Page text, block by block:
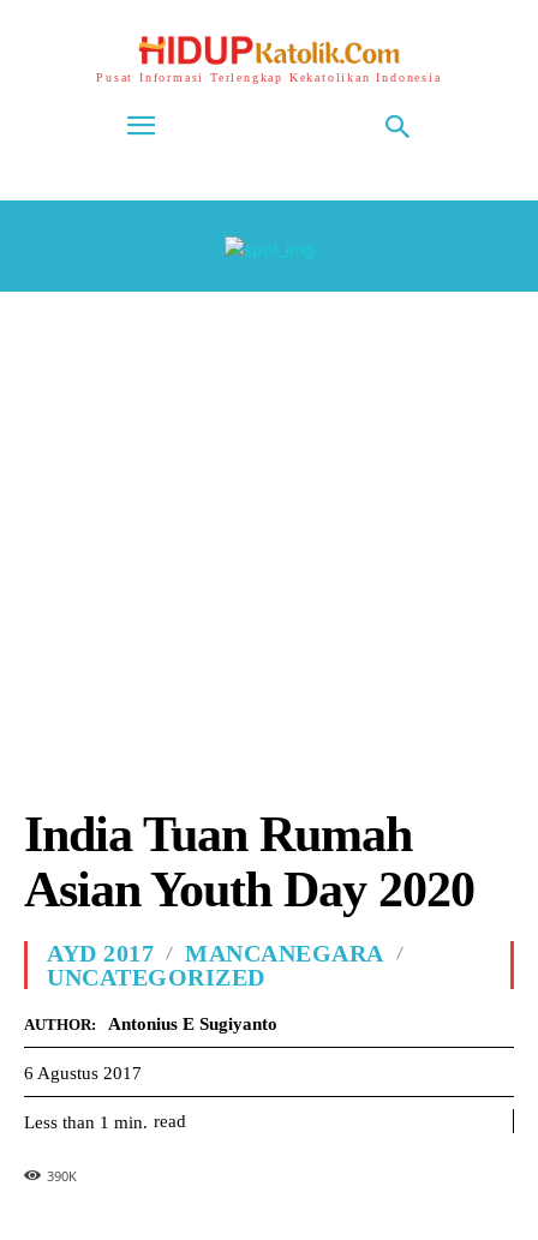
Pusat Informasi Terlengkap Kekatolikan Indonesia
India Tuan Rumah
Asian Youth Day 2020
AYD 2017
MANCANEGARA
UNCATEGORIZED
AUTHOR: Antonius E Sugiyanto
6 Agustus 2017
Less than 1 min. read
390K